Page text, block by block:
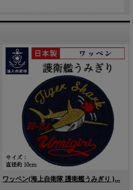
ワッペン(海上自衛隊 護衛艦うみぎり )...